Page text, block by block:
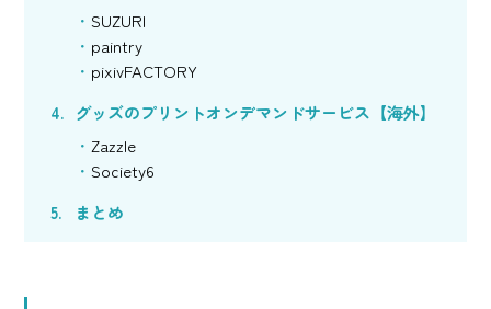
SUZURI
paintry
pixivFACTORY
グッズのプリントオンデマンドサービス【海外】
Zazzle
Society6
まとめ